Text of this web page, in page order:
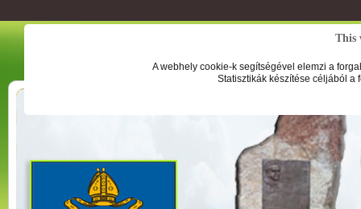
This
A webhely cookie-k segítségével elemzi a
Statisztikák készítése céljából a